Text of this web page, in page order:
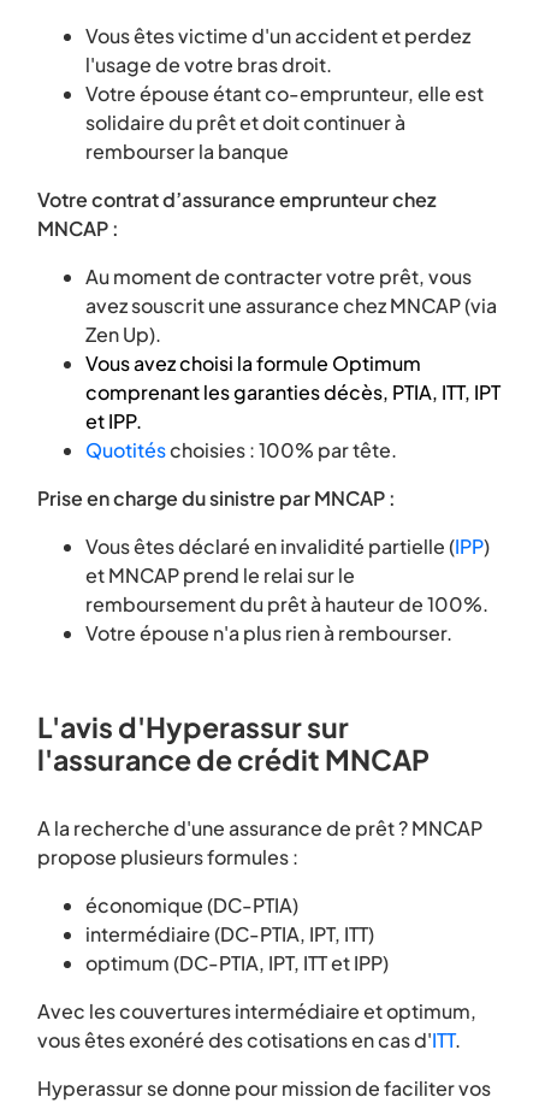
Vous êtes victime d'un accident et perdez
l'usage de votre bras droit.
Votre épouse étant co-emprunteur, elle est
solidaire du prêt et doit continuer à
rembourser la banque
Votre contrat d’assurance emprunteur chez
MNCAP :
Au moment de contracter votre prêt, vous
avez souscrit une assurance chez MNCAP (via
Zen Up).
Vous avez choisi la formule Optimum
comprenant les garanties décès, PTIA, ITT, IPT
et IPP.
Quotitéschoisies : 100% par tête.
Prise en charge du sinistre par MNCAP :
Vous êtes déclaré en invalidité partielle (IPP)
et MNCAP prend le relai sur le
remboursement du prêt à hauteur de 100%.
Votre épouse n'a plus rien à rembourser.
L'avis d'Hyperassur sur
l'assurance de crédit MNCAP
A la recherche d'une assurance de prêt ? MNCAP
propose plusieurs formules :
économique (DC-PTIA)
intermédiaire (DC-PTIA, IPT, ITT)
optimum (DC-PTIA, IPT, ITT et IPP)
Avec les couvertures intermédiaire et optimum,
vous êtes exonéré des cotisations en cas d'ITT.
Hyperassur se donne pour mission de faciliter vos